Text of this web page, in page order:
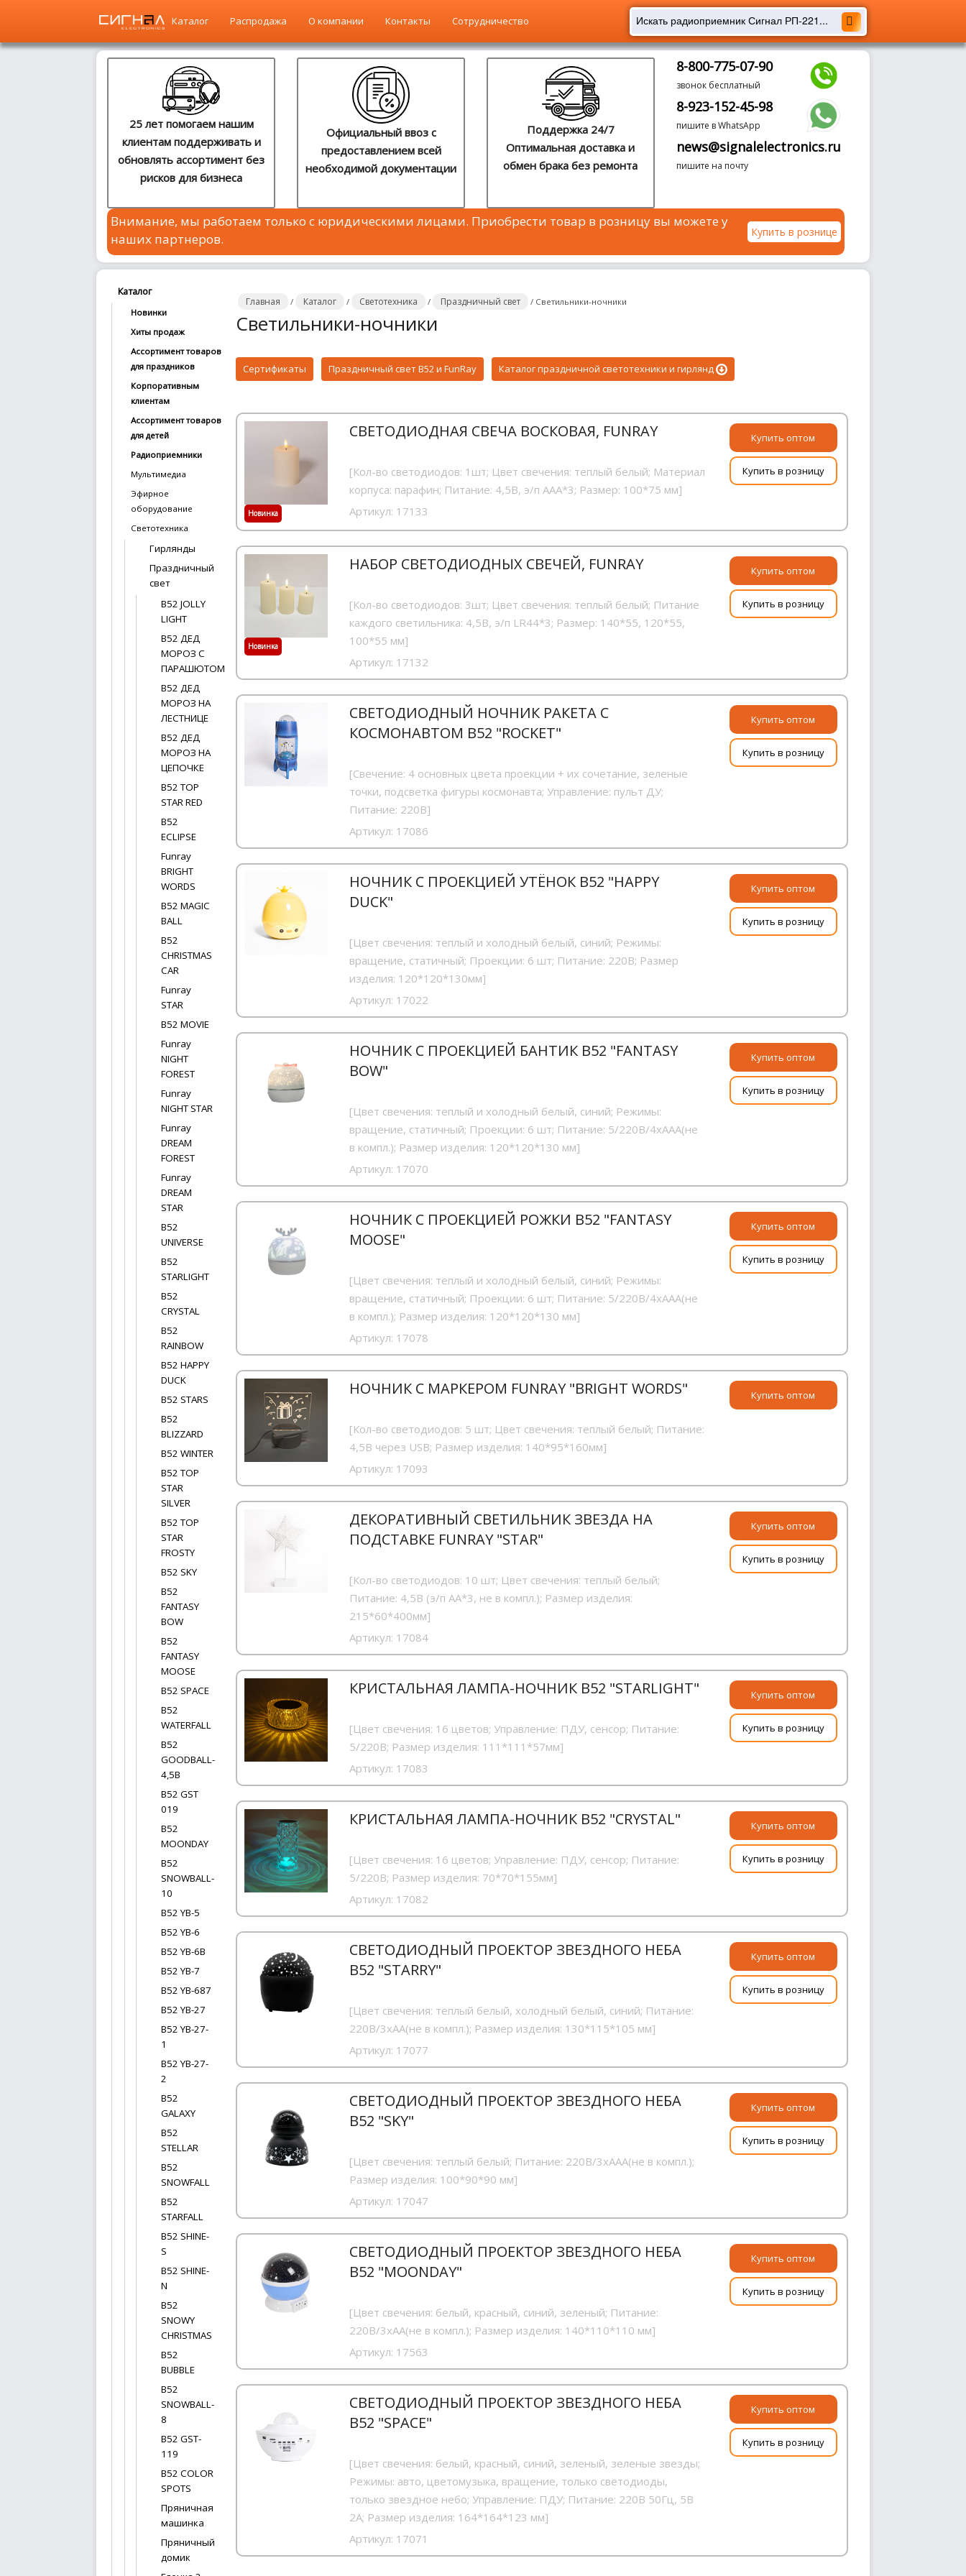
Сотрудничество
Каталог Распродажа О компании Контакты Сотрудничество
25 лет помогаем нашим
клиентам поддерживать и
обновлять ассортимент без
рисков для бизнеса
Официальный ввоз с
предоставлением всей
необходимой документации
Поддержка 24/7
Оптимальная доставка и
обмен брака без ремонта
8-800-775-07-90
звонок бесплатный
8-923-152-45-98
пишите в WhatsApp
news@signalelectronics.ru
пишите на почту
Внимание, мы работаем только с юридическими лицами. Приобрести товар в розницу вы можете у
наших партнеров.
Купить в рознице
Главная / Каталог / Светотехника / Праздничный свет / Светильники-ночники
Светильники-ночники
Сертификаты Праздничный свет B52 и FunRay Каталог праздничной светотехники и гирлянд
Новинка
СВЕТОДИОДНАЯ СВЕЧА ВОСКОВАЯ, FUNRAY
[Кол-во светодиодов: 1шт; Цвет свечения: теплый белый; Материал
корпуса: парафин; Питание: 4,5В, э/п ААА*3; Размер: 100*75 мм]
Артикул: 17133
Купить оптом
Купить в розницу
Новинка
НАБОР СВЕТОДИОДНЫХ СВЕЧЕЙ, FUNRAY
[Кол-во светодиодов: 3шт; Цвет свечения: теплый белый; Питание
каждого светильника: 4,5В, э/п LR44*3; Размер: 140*55, 120*55,
100*55 мм]
Артикул: 17132
Купить оптом
Купить в розницу
СВЕТОДИОДНЫЙ НОЧНИК РАКЕТА С
КОСМОНАВТОМ B52 "ROCKET"
[Свечение: 4 основных цвета проекции + их сочетание, зеленые
точки, подсветка фигуры космонавта; Управление: пульт ДУ;
Питание: 220В]
Артикул: 17086
Купить оптом
Купить в розницу
НОЧНИК С ПРОЕКЦИЕЙ УТЁНОК B52 "HAPPY
DUCK"
[Цвет свечения: теплый и холодный белый, синий; Режимы:
вращение, статичный; Проекции: 6 шт; Питание: 220В; Размер
изделия: 120*120*130мм]
Артикул: 17022
Купить оптом
Купить в розницу
НОЧНИК С ПРОЕКЦИЕЙ БАНТИК B52 "FANTASY
BOW"
[Цвет свечения: теплый и холодный белый, синий; Режимы:
вращение, статичный; Проекции: 6 шт; Питание: 5/220В/4хААA(не
в компл.); Размер изделия: 120*120*130 мм]
Артикул: 17070
Купить оптом
Купить в розницу
НОЧНИК С ПРОЕКЦИЕЙ РОЖКИ B52 "FANTASY
MOOSE"
[Цвет свечения: теплый и холодный белый, синий; Режимы:
вращение, статичный; Проекции: 6 шт; Питание: 5/220В/4хААA(не
в компл.); Размер изделия: 120*120*130 мм]
Артикул: 17078
Купить оптом
Купить в розницу
НОЧНИК С МАРКЕРОМ FUNRAY "BRIGHT WORDS"
[Кол-во светодиодов: 5 шт; Цвет свечения: теплый белый; Питание:
4,5В через USB; Размер изделия: 140*95*160мм]
Артикул: 17093
Купить оптом
ДЕКОРАТИВНЫЙ СВЕТИЛЬНИК ЗВЕЗДА НА
ПОДСТАВКЕ FUNRAY "STAR"
[Кол-во светодиодов: 10 шт; Цвет свечения: теплый белый;
Питание: 4,5В (э/п АА*3, не в компл.); Размер изделия:
215*60*400мм]
Артикул: 17084
Купить оптом
Купить в розницу
КРИСТАЛЬНАЯ ЛАМПА-НОЧНИК B52 "STARLIGHT"
[Цвет свечения: 16 цветов; Управление: ПДУ, сенсор; Питание:
5/220В; Размер изделия: 111*111*57мм]
Артикул: 17083
Купить оптом
Купить в розницу
КРИСТАЛЬНАЯ ЛАМПА-НОЧНИК B52 "CRYSTAL"
[Цвет свечения: 16 цветов; Управление: ПДУ, сенсор; Питание:
5/220В; Размер изделия: 70*70*155мм]
Артикул: 17082
Купить оптом
Купить в розницу
СВЕТОДИОДНЫЙ ПРОЕКТОР ЗВЕЗДНОГО НЕБА
B52 "STARRY"
[Цвет свечения: теплый белый, холодный белый, синий; Питание:
220В/3хАА(не в компл.); Размер изделия: 130*115*105 мм]
Артикул: 17077
Купить оптом
Купить в розницу
СВЕТОДИОДНЫЙ ПРОЕКТОР ЗВЕЗДНОГО НЕБА
B52 "SKY"
[Цвет свечения: теплый белый; Питание: 220В/3хААА(не в компл.);
Размер изделия: 100*90*90 мм]
Артикул: 17047
Купить оптом
Купить в розницу
СВЕТОДИОДНЫЙ ПРОЕКТОР ЗВЕЗДНОГО НЕБА
B52 "MOONDAY"
[Цвет свечения: белый, красный, синий, зеленый; Питание:
220В/3хАА(не в компл.); Размер изделия: 140*110*110 мм]
Артикул: 17563
Купить оптом
Купить в розницу
СВЕТОДИОДНЫЙ ПРОЕКТОР ЗВЕЗДНОГО НЕБА
В52 "SPACE"
[Цвет свечения: белый, красный, синий, зеленый, зеленые звезды;
Режимы: авто, цветомузыка, вращение, только светодиоды,
только звездное небо; Управление: ПДУ; Питание: 220В 50Гц, 5В
2А; Размер изделия: 164*164*123 мм]
Артикул: 17071
Купить оптом
Купить в розницу
Каталог
Новинки
Хиты продаж
Ассортимент товаров
для праздников
Корпоративным
клиентам
Ассортимент товаров
для детей
Радиоприемники
Мультимедиа
Эфирное
оборудование
Светотехника
Гирлянды
Праздничный
свет
B52 JOLLY
LIGHT
B52 ДЕД
МОРОЗ С
ПАРАШЮТОМ
B52 ДЕД
МОРОЗ НА
ЛЕСТНИЦЕ
B52 ДЕД
МОРОЗ НА
ЦЕПОЧКЕ
B52 TOP
STAR RED
B52
ECLIPSE
Funray
BRIGHT
WORDS
B52 MAGIC
BALL
B52
CHRISTMAS
CAR
Funray
STAR
B52 MOVIE
Funray
NIGHT
FOREST
Funray
NIGHT STAR
Funray
DREAM
FOREST
Funray
DREAM
STAR
B52
UNIVERSE
B52
STARLIGHT
B52
CRYSTAL
B52
RAINBOW
B52 HAPPY
DUCK
B52 STARS
B52
BLIZZARD
B52 WINTER
B52 TOP
STAR
SILVER
B52 TOP
STAR
FROSTY
B52 SKY
B52
FANTASY
BOW
B52
FANTASY
MOOSE
В52 SPACE
B52
WATERFALL
B52
GOODBALL-
4,5В
B52 GST
019
B52
MOONDAY
B52
SNOWBALL-
10
B52 YB-5
В52 YB-6
B52 YB-6B
B52 YB-7
B52 YB-687
B52 YB-27
В52 YB-27-
1
В52 YB-27-
2
B52
GALAXY
B52
STELLAR
B52
SNOWFALL
B52
STARFALL
В52 SHINE-
S
В52 SHINE-
N
В52
SNOWY
CHRISTMAS
В52
BUBBLE
B52
SNOWBALL-
8
B52 GST-
119
В52 COLOR
SPOTS
Пряничная
машинка
Пряничный
домик